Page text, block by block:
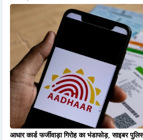
आधार कार्ड फर्जीवाड़ा गिरोह का भंडाफोड़, साइबर